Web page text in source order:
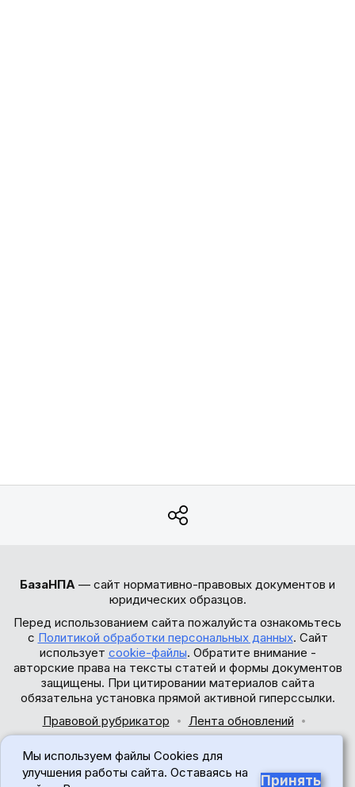
БазаНПА — сайт нормативно-правовых документов и
юридических образцов.
Перед использованием сайта пожалуйста ознакомьтесь
с Политикой обработки персональных данных. Сайт
использует cookie-файлы. Обратите внимание -
авторские права на тексты статей и формы документов
защищены. При цитировании материалов сайта
обязательна установка прямой активной гиперссылки.
Правовой рубрикатор
Лента обновлений
© 2017-2026
Мы используем файлы Cookies для
улучшения работы сайта. Оставаясь на
Принять